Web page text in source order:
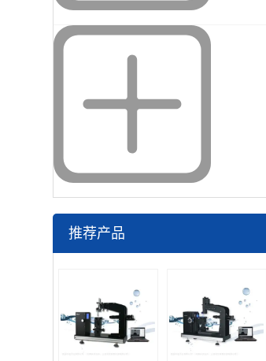
推荐产品